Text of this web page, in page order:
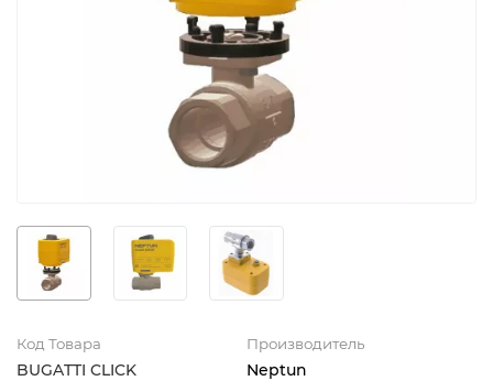
Код Товара
BUGATTI CLICK
Производитель
Neptun